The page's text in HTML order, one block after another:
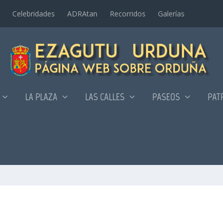
Celebridades ADRAtan Recorridos Galerí­as
LA PLAZA LAS CALLES PASEOS